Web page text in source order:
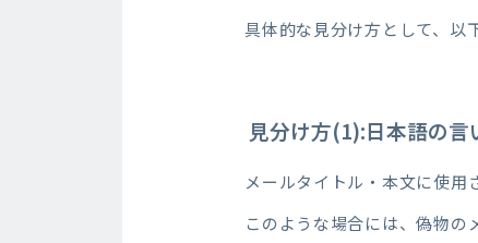
具体的な見分け方として、以
見分け方(1):日本語の
メールタイトル・本文に使用
このような場合には、偽物の